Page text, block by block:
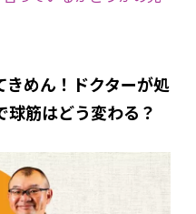
きめん！ドクターが処
筋はどう変わる？